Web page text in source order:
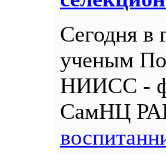
Сегодня в
ученым
НИИСС -
СамНЦ